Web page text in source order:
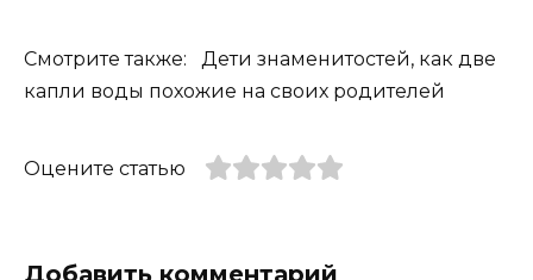
Смотрите также: Дети знаменитостей, как две
капли воды похожие на своих родителей
Оцените статью
Добавить комментарий